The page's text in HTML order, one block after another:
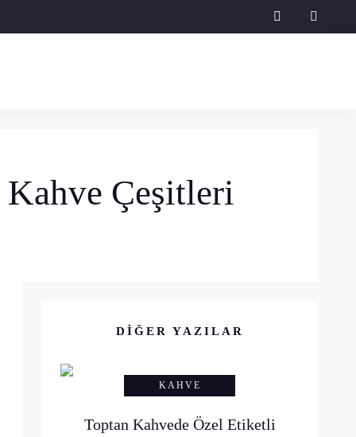
instagram
Çeşitleri
DIĞER YAZILAR
KAHVE
Toptan Kahvede Özel Etiketli